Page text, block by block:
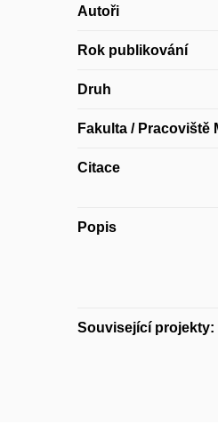
Autoři
Rok publikování
Druh
Fakulta / Pracoviště
Citace
Popis
Související projekty: